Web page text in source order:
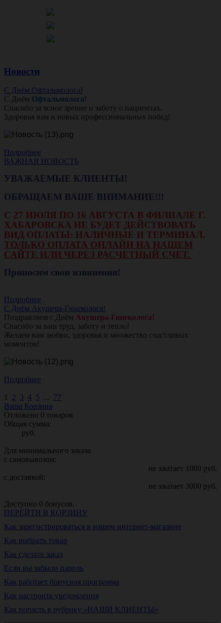
Новости
С Днём Офтальмолога!
С Днём Офтальмолога!
Спасибо за ясное зрение и заботу о пациентах.
Здоровья вам и новых профессиональных побед!
Подробнее
ВАЖНАЯ НОВОСТЬ
УВАЖАЕМЫЕ КЛИЕНТЫ!
ОБРАЩАЕМ ВАШЕ ВНИМАНИЕ!!!
С 27 ИЮЛЯ ПО 16 АВГУСТА В ФИЛИАЛЕ Г.
ХАБАРОВСКА НЕ БУДЕТ ДЕЙСТВОВАТЬ
ВИД ОПЛАТЫ: НАЛИЧНЫЕ И ТЕРМИНАЛ.
ТОЛЬКО ОПЛАТА ОНЛАЙН НА НАШЕМ
САЙТЕ ИЛИ ЧЕРЕЗ РАСЧЕТНЫЙ СЧЕТ.
Приносим свои извинения!
Подробнее
С Днём Акушера-Гинеколога!
Поздравляем с Днём Акушера-Гинеколога!
Спасибо за ваш труд, заботу и тепло!
Желаем вам любви, здоровья и множество счастливых
моментов!
Подробнее
1 2 3 4 5 ... 77
Ваша Корзина
Отложено 0 товаров
Общая сумма:
руб.
Для минимального заказа
с самовывозом:
не хватает 1000 руб.
с доставкой:
не хватает 3000 руб.
Доступно 0 бонусов.
ПЕРЕЙТИ В КОРЗИНУ
Как зарегистрироваться в нашем интернет-магазине
Как выбрать товар
Как сделать заказ
Если вы забыли пароль
Как работает бонусная программа
Как настроить уведомления
Как попасть в рубрику «НАШИ КЛИЕНТЫ»